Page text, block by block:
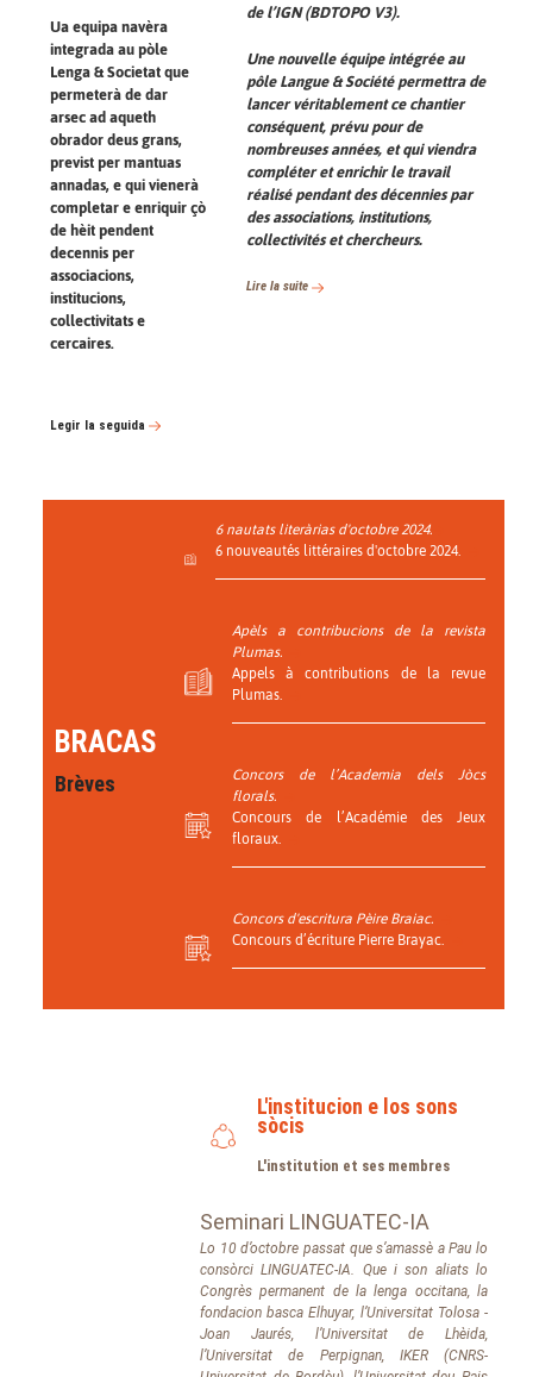
Ua equipa navèra
integrada au pòle
Lenga & Societat que
permeterà de dar
arsec ad aqueth
obrador deus grans,
previst per mantuas
annadas, e qui vienerà
completar e enriquir çò
de hèit pendent
decennis per
associacions,
institucions,
collectivitats e
cercaires.
Legir la seguida
de l’IGN (BDTOPO V3).
Une nouvelle équipe intégrée au
pôle Langue & Société permettra de
lancer véritablement ce chantier
conséquent, prévu pour de
nombreuses années, et qui viendra
compléter et enrichir le travail
réalisé pendant des décennies par
des associations, institutions,
collectivités et chercheurs.
Lire la suite
BRACAS
Brèves
6 nautats literàrias d'octobre 2024.
6 nouveautés littéraires d'octobre 2024.
Apèls a contribucions de la revista
Plumas.
Appels à contributions de la revue
Plumas.
Concors de l’Academia dels Jòcs
florals.
Concours de l’Académie des Jeux
floraux.
Concors d'escritura Pèire Braiac.
Concours d’écriture Pierre Brayac.
L'institucion e los sons
sòcis
L'institution et ses membres
Seminari LINGUATEC-IA
Lo 10 d’octobre passat que s’amassè a Pau lo
consòrci LINGUATEC-IA. Que i son aliats lo
Congrès permanent de la lenga occitana, la
fondacion basca Elhuyar, l’Universitat Tolosa -
Joan Jaurés, l’Universitat de Lhèida,
l’Universitat de Perpignan, IKER (CNRS-